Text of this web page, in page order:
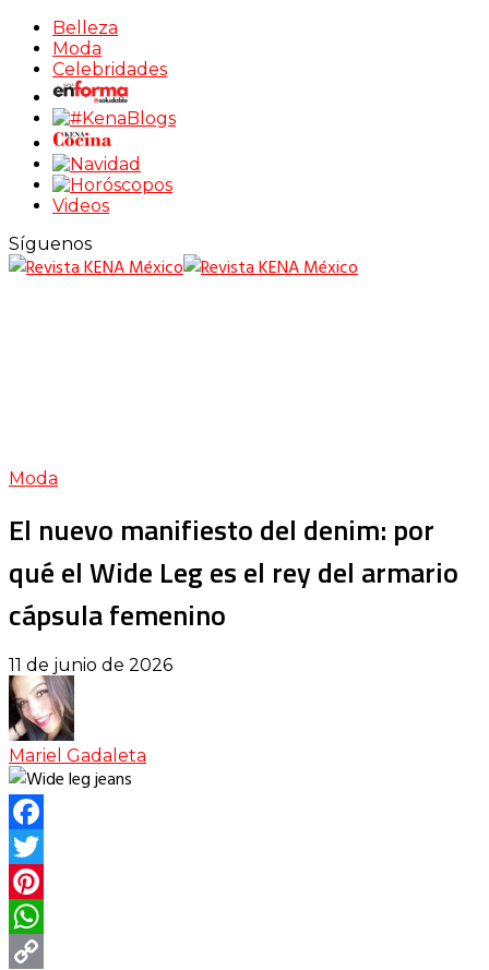
Belleza
Moda
Celebridades
Videos
Síguenos
Moda
El nuevo manifiesto del denim: por
qué el Wide Leg es el rey del armario
cápsula femenino
11 de junio de 2026
Mariel Gadaleta
Facebook
Twitter
Pinterest
WhatsApp